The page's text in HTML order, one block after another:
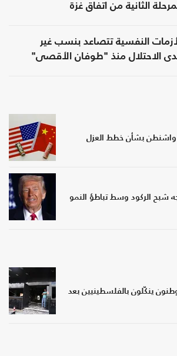
الثانية من اتفاق غزة
النفسية تتصاعد بنسب غير
الاحتلال منذ "طوفان الأقصى"
واشنطن بشأن خطط العزل
شبح الركود وسط تباطؤ النمو
ينكّلون بالفلسطينيين بعد